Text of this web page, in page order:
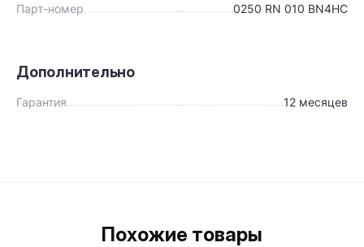
Парт-номер
0250 RN 010 BN4HC
Дополнительно
Гарантия 12 месяцев
Похожие товары